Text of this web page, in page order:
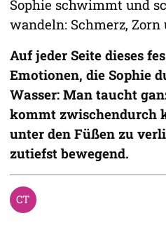
Sophie schwimmt und
wandeln: Schmerz,
Auf jeder Seite dieses
Emotionen, die Sophie
Wasser: Man taucht
kommt zwischendurch
unter den Füßen zu
zutiefst bewegend.